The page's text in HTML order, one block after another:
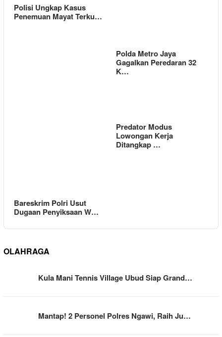
Polisi Ungkap Kasus
Penemuan Mayat Terku…
Polda Metro Jaya
Gagalkan Peredaran 32
K…
Bareskrim Polri Usut
Dugaan Penyiksaan W…
Predator Modus
Lowongan Kerja
Ditangkap …
OLAHRAGA
Kula Mani Tennis Village Ubud Siap Grand…
Mantap! 2 Personel Polres Ngawi, Raih Ju…